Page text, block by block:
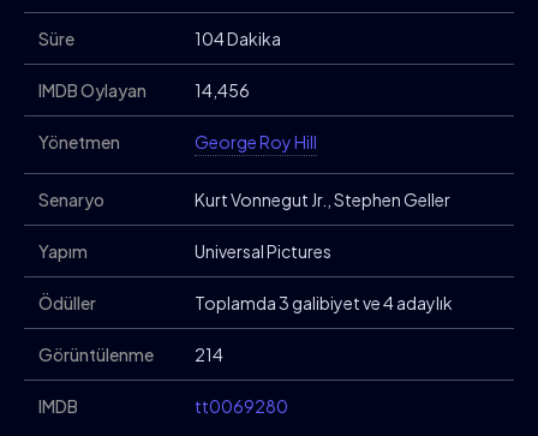
Süre 104 Dakika
IMDB Oylayan 14,456
Yönetmen George Roy Hill
Senaryo Kurt Vonnegut Jr., Stephen Geller
Yapım Universal Pictures
Ödüller Toplamda 3 galibiyet ve 4 adaylık
Görüntülenme 214
IMDB tt0069280